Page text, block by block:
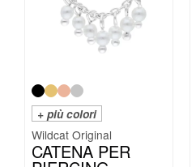
+ più colori
Wildcat Original
CATENA PER